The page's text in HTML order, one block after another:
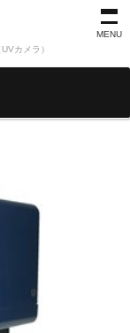
MENU
カメラ）